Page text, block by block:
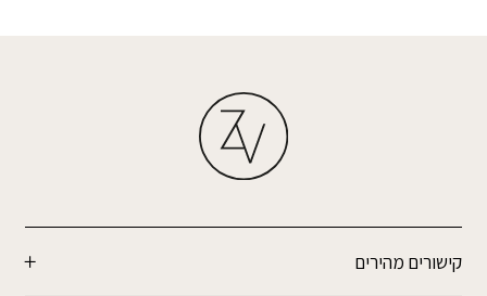
קישורים מהירים